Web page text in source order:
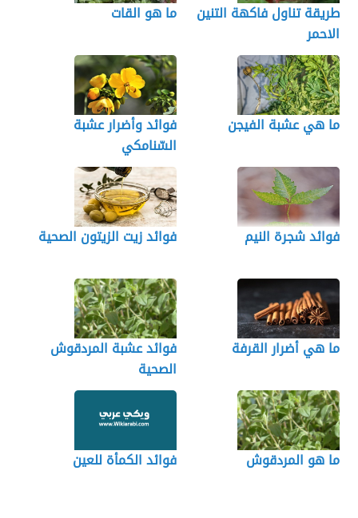
طريقة تناول فاكهة التنين
الاحمر
ما هو القات
ما هي عشبة الفيجن
فوائد وأضرار عشبة
السّنامكي
فوائد شجرة النيم فوائد زيت الزيتون الصحية
ما هي أضرار القرفة
فوائد عشبة المردقوش
الصحية
ما هو المردقوش فوائد الكمأة للعين